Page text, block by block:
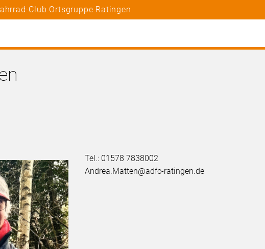
Club Ortsgruppe Ratingen
Tel.: 01578 7838002
Andrea.Matten@adfc-ratingen.de